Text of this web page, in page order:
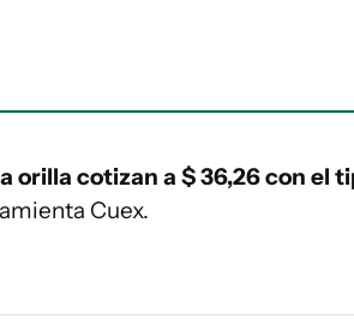
orilla cotizan a $ 36,26 con el
Cuex.